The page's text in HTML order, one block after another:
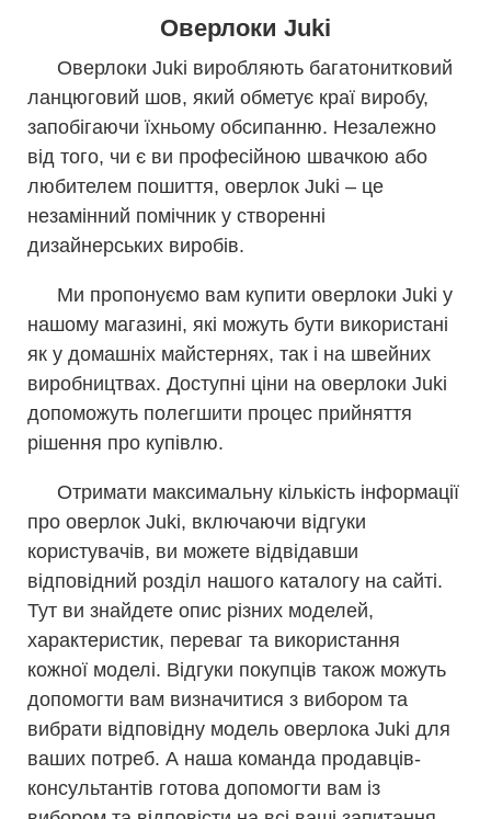
Оверлоки Juki
Оверлоки Juki виробляють багатонитковий
ланцюговий шов, який обметує краї виробу,
запобігаючи їхньому обсипанню. Незалежно
від того, чи є ви професійною швачкою або
любителем пошиття, оверлок Juki – це
незамінний помічник у створенні
дизайнерських виробів.
Ми пропонуємо вам купити оверлоки Juki у
нашому магазині, які можуть бути використані
як у домашніх майстернях, так і на швейних
виробництвах. Доступні ціни на оверлоки Juki
допоможуть полегшити процес прийняття
рішення про купівлю.
Отримати максимальну кількість інформації
про оверлок Juki, включаючи відгуки
користувачів, ви можете відвідавши
відповідний розділ нашого каталогу на сайті.
Тут ви знайдете опис різних моделей,
характеристик, переваг та використання
кожної моделі. Відгуки покупців також можуть
допомогти вам визначитися з вибором та
вибрати відповідну модель оверлока Juki для
ваших потреб. А наша команда продавців-
консультантів готова допомогти вам із